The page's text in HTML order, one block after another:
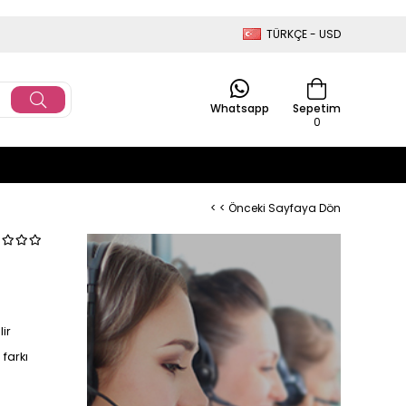
TÜRKÇE - USD
Sepetim
0
Whatsapp
< < Önceki Sayfaya Dön